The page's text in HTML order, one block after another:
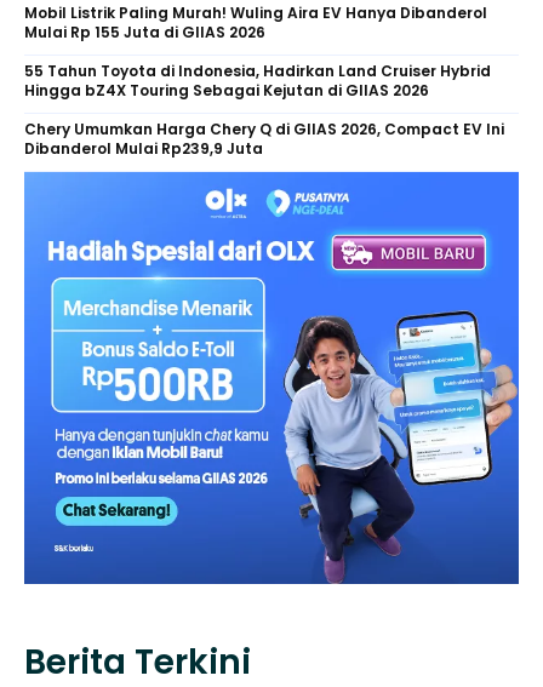
Mobil Listrik Paling Murah! Wuling Aira EV Hanya Dibanderol
Mulai Rp 155 Juta di GIIAS 2026
55 Tahun Toyota di Indonesia, Hadirkan Land Cruiser Hybrid
Hingga bZ4X Touring Sebagai Kejutan di GIIAS 2026
Chery Umumkan Harga Chery Q di GIIAS 2026, Compact EV Ini
Dibanderol Mulai Rp239,9 Juta
Berita Terkini